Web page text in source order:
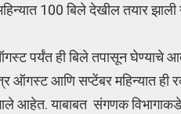
100 बिले देखील तयार झाली
पर्यंत ही बिले तपासून घेण्याचे
ऑगस्ट आणि सप्टेंबर महिन्यात
आहेत. याबाबत संगणक